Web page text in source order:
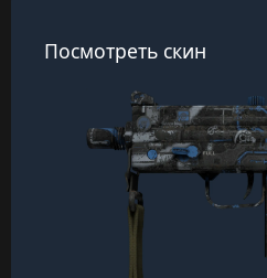
Посмотреть скин